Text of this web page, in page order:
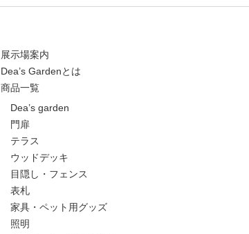
展示場案内
Dea’s Gardenとは
商品一覧
Dea’s garden
門扉
テラス
ウッドデッキ
目隠し・フェンス
表札
家具・ペット用グッズ
照明